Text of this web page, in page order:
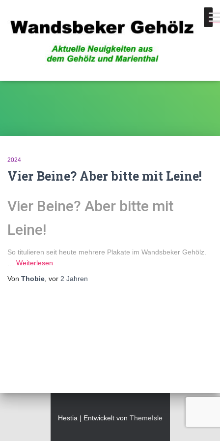
2024
Vier Beine? Aber bitte mit Leine!
Vier Beine? Aber bitte mit
Leine!
So titulieren seit heute mehrere Plakate im Wandsbeker Gehölz.
Weiterlesen
Von Thobie , vor 2 Jahren
Hestia | Entwickelt von ThemeIsle